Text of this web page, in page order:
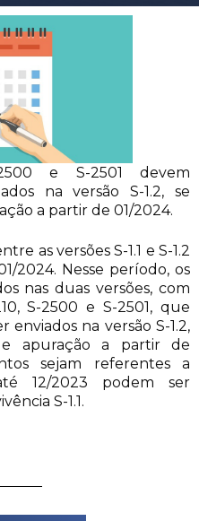
e S-2501 devem
na versão S-1.2, se
a partir de 01/2024.
as versões S-1.1 e S-1.2
2024. Nesse período, os
nas duas versões, com
S-2500 e S-2501, que
enviados na versão S-1.2,
apuração a partir de
sejam referentes a
12/2023 podem ser
S-1.1.